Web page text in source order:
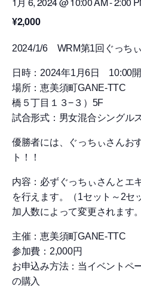
¥2,000
2024/1/6 WRM第1回ぐっち
日時：2024年1月6日 10:00
場所：恵美須町GANE-TTC
橋５丁目１３−３）5F
試合形式：男女混合シングル
優勝者には、ぐっちぃさんお
ト！！
内容：必ずぐっちぃさんとエ
を行えます。（1セット～2セ
加人数によって変更されます。
主催：恵美須町GANE-TTC
参加費：2,000円
お申込み方法：当イベントペ
の購入